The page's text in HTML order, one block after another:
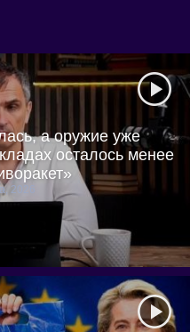
а оружие уже
осталось менее
2026